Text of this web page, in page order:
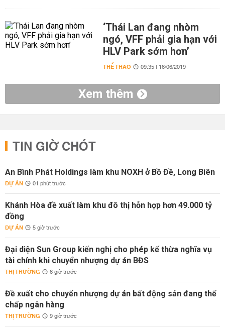
‘Thái Lan đang nhòm
ngó, VFF phải gia hạn với
HLV Park sớm hơn’
THỂ THAO 09:35 | 16/06/2019
Xem thêm
TIN GIỜ CHÓT
An Bình Phát Holdings làm khu NOXH ở Bồ Đề, Long Biên
DỰ ÁN 01 phút trước
Khánh Hòa đề xuất làm khu đô thị hỗn hợp hơn 49.000 tỷ
đồng
DỰ ÁN 5 giờ trước
Đại diện Sun Group kiến nghị cho phép kế thừa nghĩa vụ
tài chính khi chuyển nhượng dự án BĐS
THỊ TRƯỜNG 6 giờ trước
Đề xuất cho chuyển nhượng dự án bất động sản đang thế
chấp ngân hàng
THỊ TRƯỜNG 9 giờ trước